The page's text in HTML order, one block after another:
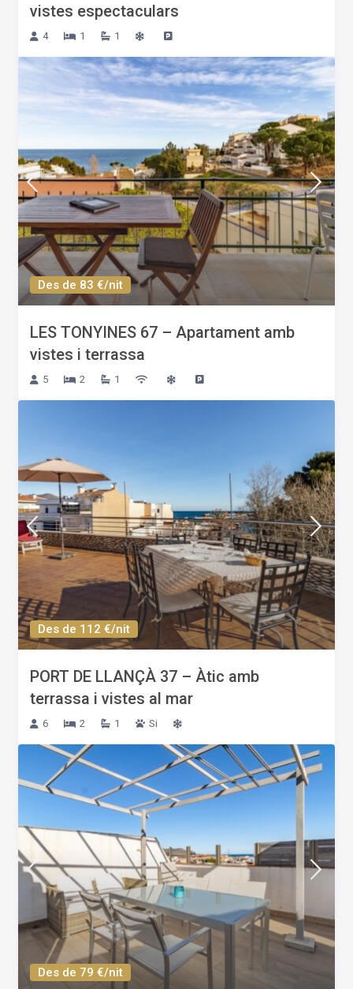
vistes espectaculars
4 1 1
Des de 83 €/nit
LES TONYINES 67 – Apartament amb
vistes i terrassa
5 2 1
Des de 112 €/nit
PORT DE LLANÇÀ 37 – Àtic amb
terrassa i vistes al mar
6 2 1 Si
Des de 79 €/nit